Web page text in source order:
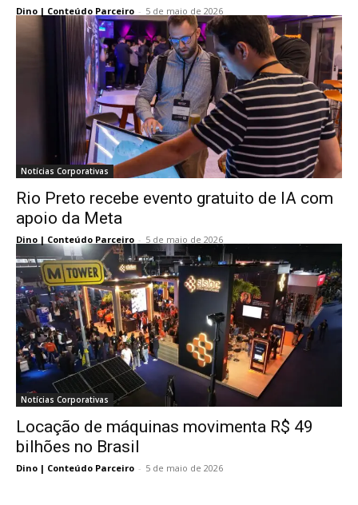
Dino | Conteúdo Parceiro - 5 de maio de 2026
Notícias Corporativas
Rio Preto recebe evento gratuito de IA com
apoio da Meta
Dino | Conteúdo Parceiro - 5 de maio de 2026
Notícias Corporativas
Locação de máquinas movimenta R$ 49
bilhões no Brasil
Dino | Conteúdo Parceiro - 5 de maio de 2026